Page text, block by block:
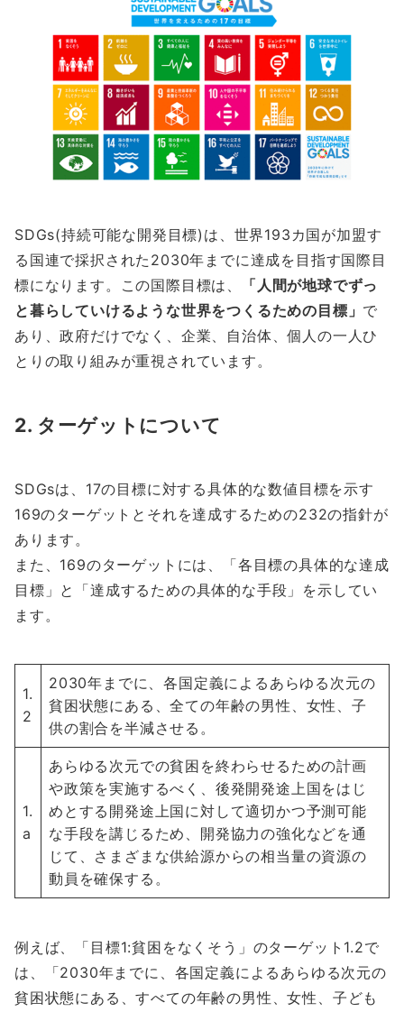
SDGs(持続可能な開発目標)は、世界193カ国が加盟す
る国連で採択された2030年までに達成を目指す国際目
標になります。この国際目標は、
「人間が地球でずっ
と暮らしていけるような世界をつくるための目標」 で
あり、政府だけでなく、企業、自治体、個人の一人ひ
とりの取り組みが重視されています。
2. ターゲットについて
SDGsは、17の目標に対する具体的な数値目標を示す
169のターゲットとそれを達成するための232の指針が
あります。
また、169のターゲットには、「各目標の具体的な達成
目標」と「達成するための具体的な手段」を示してい
ます。
1.
2
2030年までに、各国定義によるあらゆる次元の
貧困状態にある、全ての年齢の男性、女性、子
供の割合を半減させる。
1.
a
あらゆる次元での貧困を終わらせるための計画
や政策を実施するべく、後発開発途上国をはじ
めとする開発途上国に対して適切かつ予測可能
な手段を講じるため、開発協力の強化などを通
じて、さまざまな供給源からの相当量の資源の
動員を確保する。
例えば、「目標1:貧困をなくそう」のターゲット1.2で
は、「2030年までに、各国定義によるあらゆる次元の
貧困状態にある、すべての年齢の男性、女性、子ども